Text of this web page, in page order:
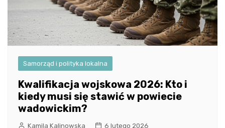
Samorząd i polityka lokalna
Kwalifikacja wojskowa 2026: Kto i
kiedy musi się stawić w powiecie
wadowickim?
Kamila Kalinowska 6 lutego 2026